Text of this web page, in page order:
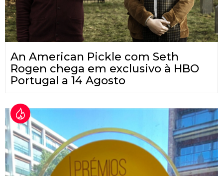
An American Pickle com Seth
Rogen chega em exclusivo à HBO
Portugal a 14 Agosto